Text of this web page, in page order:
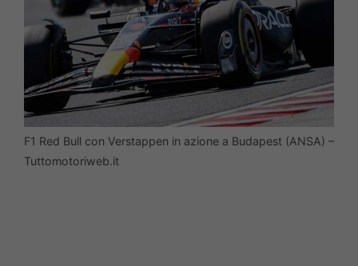
F1 Red Bull con Verstappen in azione a Budapest (ANSA) –
Tuttomotoriweb.it